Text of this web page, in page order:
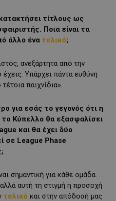
τίτλους ως
Ποια είναι τα
άλλο ένα τελικό;
ανεξάρτητα από την
Υπάρχει πάντα ευθύνη
παιχνίδια».
για εσάς το γεγονός ότι η
Κύπελλο θα εξασφαλίσει
και θα έχει δύο
σε League Phase
σημαντική για κάθε ομάδα.
αυτή τη στιγμή η προσοχή
τελικό και στην απόδοσή μας